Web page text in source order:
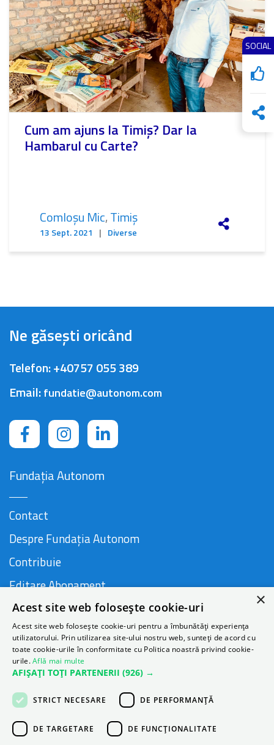
SOCIAL
Cum am ajuns la Timiș? Dar la
Hambarul cu Carte?
Comloșu Mic,Timiș
13 Sept. 2021 | Diverse
Ne găsești oricând
Telefon:+40757 055 389
Email:fundatie@autonom.com
Fundația Autonom
Contact
Despre Fundația Autonom
Contribuie
Editare Abonament
Cauză susținută de
×
Acest site web folosește cookie-uri
Acest site web folosește cookie-uri pentru a îmbunătăți experiența
utilizatorului. Prin utilizarea site-ului nostru web, sunteți de acord cu
toate cookie-urile în conformitate cu Politica noastră privind cookie-
urile.Află mai multe
AFIȘAȚI TOȚI PARTENERII (926) →
STRICT NECESARE DE PERFORMANȚĂ
DE TARGETARE DE FUNCŢIONALITATE